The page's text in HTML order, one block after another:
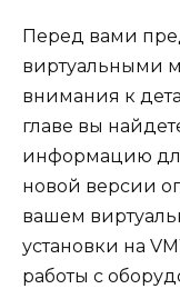
Перед вами
виртуальными
внимания к
главе вы
информацию
новой версии
вашем
установки на
работы с